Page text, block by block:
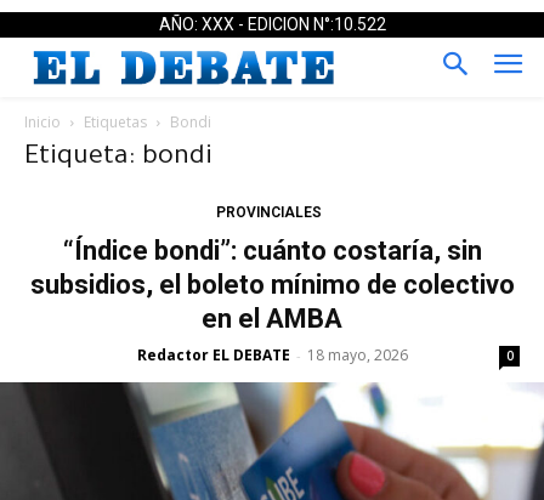
AÑO: XXX - EDICION N°:10.522
Inicio Etiquetas Bondi
Etiqueta: bondi
PROVINCIALES
“Índice bondi”: cuánto costaría, sin
subsidios, el boleto mínimo de colectivo
en el AMBA
Redactor EL DEBATE - 18 mayo, 2026 0